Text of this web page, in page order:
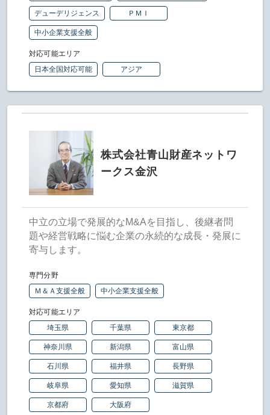
デューデリジェンス ＰＭＩ
中小企業支援全般
対応可能エリア
日本全国対応可能
アジア
株式会社青山財産ネットワ
ークス金沢
中立の立場で発展的なM&Aを目指し、後継者問
題や経営戦略に悩む企業の永続的な成長・発展に
寄与します。
専門分野
Ｍ＆Ａ支援全般
中小企業支援全般
対応可能エリア
埼玉県
千葉県 東京都
神奈川県 新潟県 富山県
石川県 福井県 長野県
岐阜県 愛知県 滋賀県
京都府 大阪府